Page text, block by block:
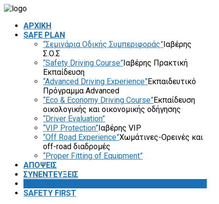
ΑΡΧΙΚΗ
SAFE PLAN
“Σεμινάρια Οδικής Συμπεριφοράς”Ιαβέρης
Σ.Ο.Σ
“Safety Driving Course”Ιαβέρης Πρακτική
Εκπαίδευση
“Advanced Driving Experience”Εκπαιδευτικό
Πρόγραμμα Advanced
“Eco & Economy Driving Course”Εκπαίδευση
οικολογικής και οικονομικής οδήγησης
“Driver Evaluation”
“VIP Protection”Ιαβέρης VIP
“Off Road Experience”Χωμάτινες-Ορεινές και
off-road διαδρομές
“Proper Fitting of Equipment”
ΑΠΟΨΕΙΣ
ΣΥΝΕΝΤΕΥΞΕΙΣ
SAFETY FIRST